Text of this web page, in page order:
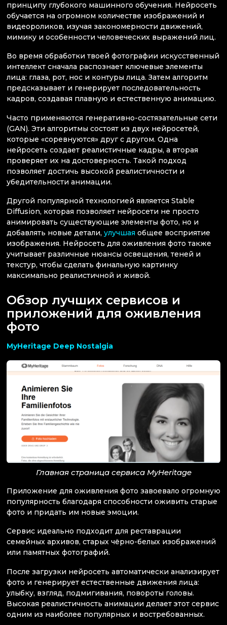
принципу глубокого машинного обучения. Нейросеть
обучается на огромном количестве изображений и
видеороликов, изучая закономерности движений,
мимику и особенности человеческих выражений лиц.
Во время обработки твоей фотографии искусственный
интеллект сначала распознает ключевые элементы
лица: глаза, рот, нос и контуры лица. Затем алгоритм
предсказывает и генерирует последовательность
кадров, создавая плавную и естественную анимацию.
Часто применяются генеративно-состязательные сети
(GAN). Эти алгоритмы состоят из двух нейросетей,
которые «соревнуются» друг с другом. Одна
нейросеть создает реалистичные кадры, а вторая
проверяет их на достоверность. Такой подход
позволяет достичь высокой реалистичности и
убедительности анимации.
Другой популярной технологией является Stable
Diffusion, которая позволяет нейросети не просто
анимировать существующие элементы фото, но и
добавлять новые детали, улучшая общее восприятие
изображения. Нейросеть для оживления фото также
учитывает различные нюансы освещения, теней и
текстур, чтобы сделать финальную картинку
максимально реалистичной и живой.
Обзор лучших сервисов и
приложений для оживления
фото
MyHeritage Deep Nostalgia
Главная страница сервиса MyHeritage
Приложение для оживления фото завоевало огромную
популярность благодаря способности оживить старые
фото и придать им новые эмоции.
Сервис идеально подходит для реставрации
семейных архивов, старых чёрно-белых изображений
или памятных фотографий.
После загрузки нейросеть автоматически анализирует
фото и генерирует естественные движения лица:
улыбку, взгляд, подмигивания, повороты головы.
Высокая реалистичность анимации делает этот сервис
одним из наиболее популярных и востребованных.